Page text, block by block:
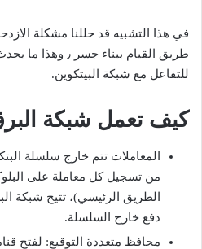
في هذا التشبيه قد حللنا مشكلة
طريق القيام ببناء
للتفاعل مع شبكة البيتكوين.
كيف تعمل شبكة
المعاملات تتم خارج سلسلة
من تسجيل كل معاملة على
الطريق الرئيسي)، تتيح شبكة
دفع خارج السلسلة.
محافظ متعددة التوقيع: لفتح